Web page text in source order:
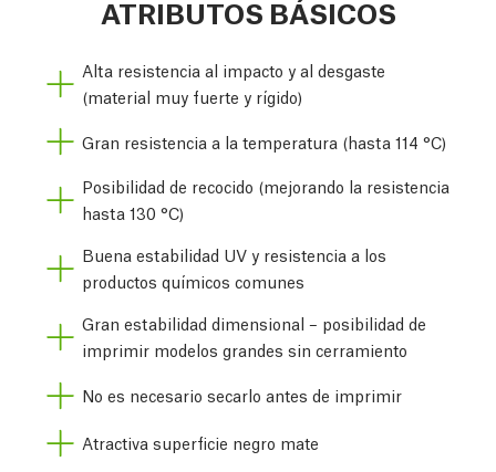
ATRIBUTOS BÁSICOS
Alta resistencia al impacto y al desgaste
(material muy fuerte y rígido)
Gran resistencia a la temperatura (hasta 114 °C)
Posibilidad de recocido (mejorando la resistencia
hasta 130 °C)
Buena estabilidad UV y resistencia a los
productos químicos comunes
Gran estabilidad dimensional – posibilidad de
imprimir modelos grandes sin cerramiento
No es necesario secarlo antes de imprimir
Atractiva superficie negro mate